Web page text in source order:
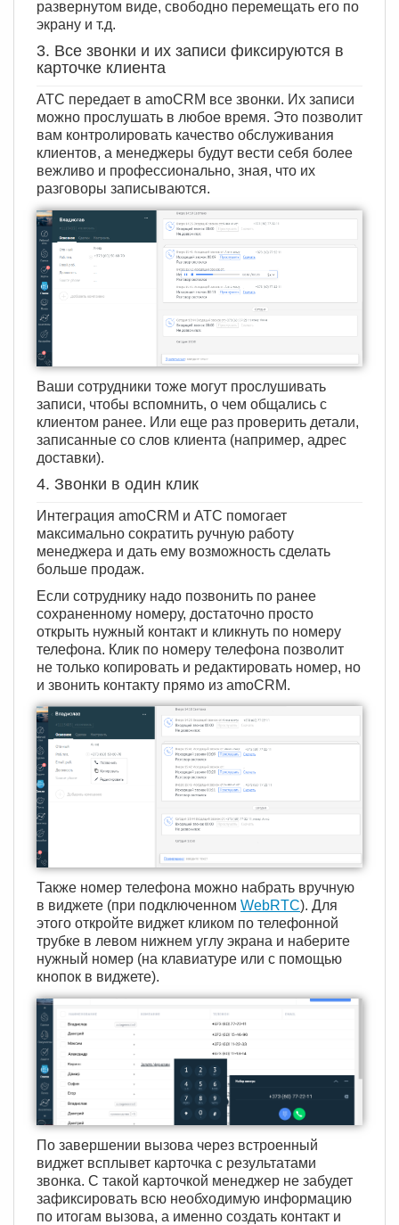
развернутом виде, свободно перемещать его по
экрану и т.д.
3. Все звонки и их записи фиксируются в
карточке клиента
АТС передает в amoCRM все звонки. Их записи
можно прослушать в любое время. Это позволит
вам контролировать качество обслуживания
клиентов, а менеджеры будут вести себя более
вежливо и профессионально, зная, что их
разговоры записываются.
Ваши сотрудники тоже могут прослушивать
записи, чтобы вспомнить, о чем общались с
клиентом ранее. Или еще раз проверить детали,
записанные со слов клиента (например, адрес
доставки).
4. Звонки в один клик
Интеграция amoCRM и АТС помогает
максимально сократить ручную работу
менеджера и дать ему возможность сделать
больше продаж.
Если сотруднику надо позвонить по ранее
сохраненному номеру, достаточно просто
открыть нужный контакт и кликнуть по номеру
телефона. Клик по номеру телефона позволит
не только копировать и редактировать номер, но
и звонить контакту прямо из amoCRM.
Также номер телефона можно набрать вручную
в виджете (при подключенном WebRTC). Для
этого откройте виджет кликом по телефонной
трубке в левом нижнем углу экрана и наберите
нужный номер (на клавиатуре или с помощью
кнопок в виджете).
По завершении вызова через встроенный
виджет всплывет карточка с результатами
звонка. С такой карточкой менеджер не забудет
зафиксировать всю необходимую информацию
по итогам вызова, а именно создать контакт и